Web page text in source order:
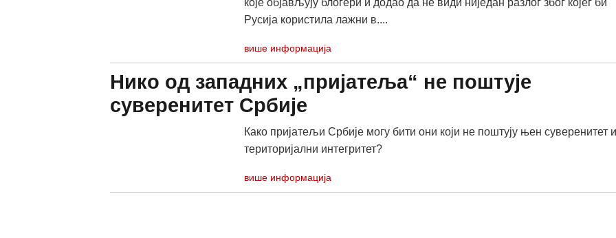
које објављују блогери и додао да не види ниједан разлог због којег би
Русија користила лажни в....
више информација
Нико од западних „пријатеља“ не поштује
суверенитет Србије
Како пријатељи Србије могу бити они који не поштују њен суверенитет и
територијални интегритет?
више информација